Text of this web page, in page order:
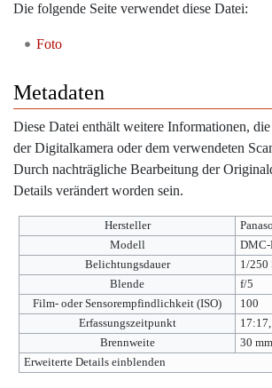
Die folgende Seite verwendet diese Datei:
Foto
Metadaten
Diese Datei enthält weitere Informationen,
der Digitalkamera oder dem verwendeten
Durch nachträgliche Bearbeitung der
Details verändert worden sein.
Hersteller
Modell
DMC-
Belichtungsdauer
1/250
Blende
f/5
Film- oder Sensorempfindlichkeit (ISO)
100
Erfassungszeitpunkt
Brennweite
30 mm
Erweiterte Details einblenden